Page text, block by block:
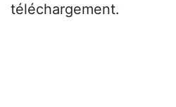
téléchargement.